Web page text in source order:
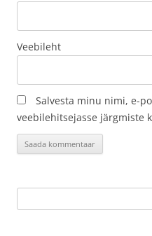
Veebileht
Salvesta minu nimi, e-
veebilehitsejasse järgmiste